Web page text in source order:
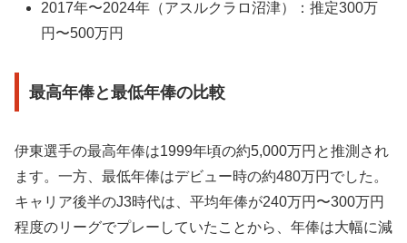
2017年〜2024年（アスルクラロ沼津）：推定300万
円〜500万円
最高年俸と最低年俸の比較
伊東選手の最高年俸は1999年頃の約5,000万円と推測され
ます。一方、最低年俸はデビュー時の約480万円でした。
キャリア後半のJ3時代は、平均年俸が240万円〜300万円
程度のリーグでプレーしていたことから、年俸は大幅に減